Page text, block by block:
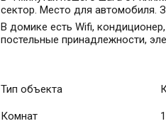
сектор. Место для автомобиля.
В домике есть Wifi,
постельные принадлежности,
Тип объекта
Комнат 1